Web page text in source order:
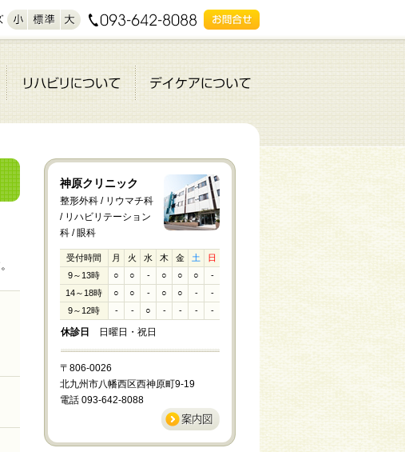
神原クリニック
整形外科 / リウマチ科
/ リハビリテーション
科 / 眼科
受付時間 月 火 水 木 金 土
日
9～13時
○ ○ - ○ ○ ○
-
14～18時
○ ○ - ○ ○ -
-
9～12時
- - ○ - - - -
休診日 日曜日・祝日
〒806-0026
北九州市八幡西区西神原町9-19
電話 093-642-8088